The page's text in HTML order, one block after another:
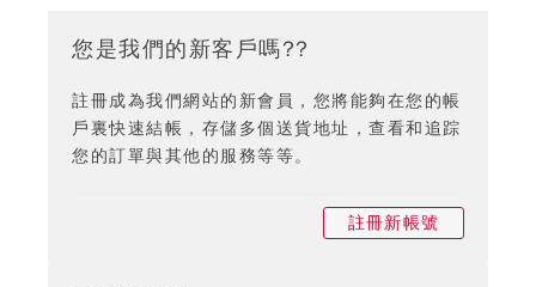
您是我們的新客戶嗎??
註冊成為我們網站的新會員，您將能夠在您的帳
戶裏快速結帳，存儲多個送貨地址，查看和追踪
您的訂單與其他的服務等等。
註冊新帳號